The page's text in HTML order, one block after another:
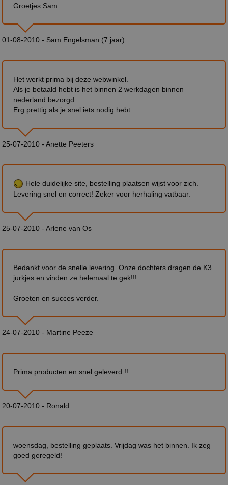
Groetjes Sam
01-08-2010 - Sam Engelsman (7 jaar)
Het werkt prima bij deze webwinkel.
Als je betaald hebt is het binnen 2 werkdagen binnen
nederland bezorgd.
Erg prettig als je snel iets nodig hebt.
25-07-2010 - Anette Peeters
Hele duidelijke site, bestelling plaatsen wijst voor zich.
Levering snel en correct! Zeker voor herhaling vatbaar.
25-07-2010 - Arlene van Os
Bedankt voor de snelle levering. Onze dochters dragen de K3
jurkjes en vinden ze helemaal te gek!!!
Groeten en succes verder.
24-07-2010 - Martine Peeze
Prima producten en snel geleverd !!
20-07-2010 - Ronald
woensdag, bestelling geplaats. Vrijdag was het binnen. Ik zeg
goed geregeld!